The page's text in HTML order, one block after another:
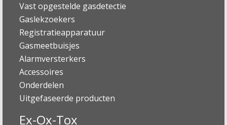
Vast opgestelde gasdetectie
Gaslekzoekers
Registratieapparatuur
Gasmeetbuisjes
Alarmversterkers
Accessoires
Onderdelen
Uitgefaseerde producten
Ex-Ox-Tox